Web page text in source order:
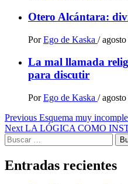
Otero Alcántara:
Por Ego de Kaska /
La mal llamada
para discutir
Por Ego de Kaska /
Post
navigation
Previous Esquema muy
Next LA LÓGICA COMO
Buscar:
Entradas recientes